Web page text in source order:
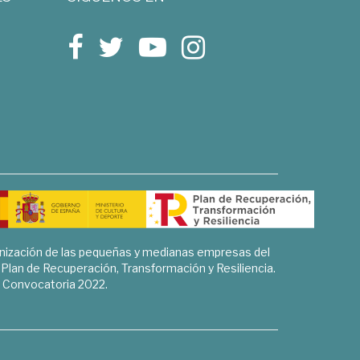
de las pequeñas y medianas empresas del
de Recuperación, Transformación y Resiliencia.
Convocatoria 2022.